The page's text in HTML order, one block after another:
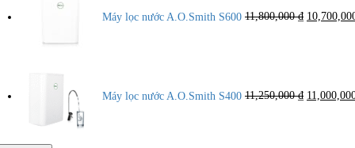
Máy lọc nước A.O.Smith S600 11,800,000₫ là:
Máy lọc nước A.O.Smith S400 11,250,000₫ là: